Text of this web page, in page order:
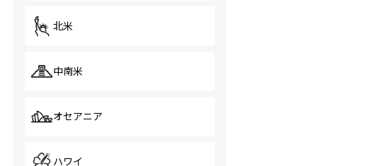
北米
中南米
オセアニア
ハワイ